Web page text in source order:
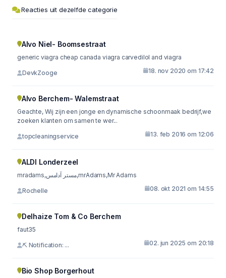
Reacties uit dezelfde categorie
Alvo Niel- Boomsestraat
generic viagra cheap canada viagra carvedilol and viagra
DevkZooge 18. nov 2020 om 17:42
Alvo Berchem- Walemstraat
Geachte, Wij zijn een jonge en dynamische schoonmaak bedrijf,we
zoeken klanten om samen te wer...
topcleaningservice 13. feb 2016 om 12:06
ALDI Londerzeel
mradams,مستر آدامس,mrAdams,Mr Adams
Rochelle 08. okt 2021 om 14:55
Delhaize Tom & Co Berchem
faut35
⛏ Notification: ... 02. jun 2025 om 20:18
Bio Shop Borgerhout